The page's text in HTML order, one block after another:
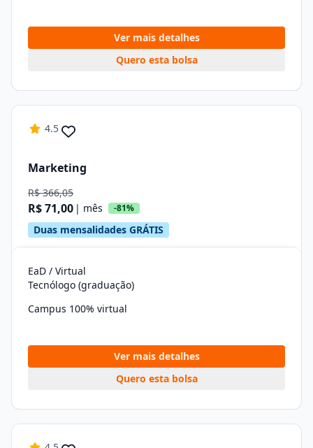
Ver mais detalhes
Quero esta bolsa
4.5
Marketing
R$ 366,05
R$ 71,00 | mês -81%
Duas mensalidades GRÁTIS
EaD / Virtual
Tecnólogo (graduação)
Campus 100% virtual
Ver mais detalhes
Quero esta bolsa